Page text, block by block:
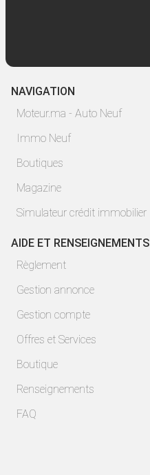
NAVIGATION
Moteur.ma - Auto Neuf
Immo Neuf
Boutiques
Magazine
Simulateur crédit immobilier
AIDE ET RENSEIGNEMENTS
Règlement
Gestion annonce
Gestion compte
Offres et Services
Boutique
Renseignements
FAQ